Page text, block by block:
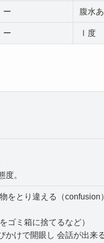
ー 腹水
ー Ⅰ度
度。
をとり違える（confusion）
ゴミ箱に捨てるなど）
かけで開眼し 会話が出来る